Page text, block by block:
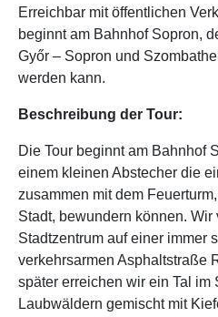
Erreichbar mit öffentlichen
beginnt am Bahnhof Sopron,
Győr – Sopron und
werden kann.
Beschreibung der Tour:
Die Tour beginnt am Bahnhof
einem kleinen Abstecher die
zusammen mit dem
Stadt, bewundern können. Wir
Stadtzentrum auf einer immer
verkehrsarmen Asphaltstraße
später erreichen wir ein Tal im
Laubwäldern gemischt mit